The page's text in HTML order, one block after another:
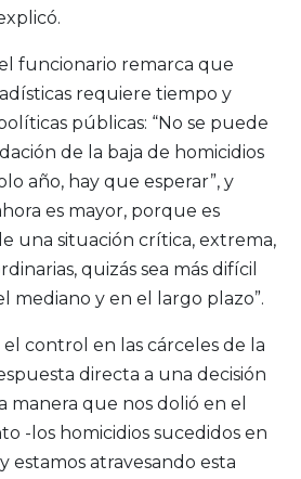
el funcionario remarca que
requiere tiempo y
públicas: “No se puede
de la baja de homicidios
año, hay que esperar”, y
es mayor, porque es
una situación crítica, extrema,
quizás sea más difícil
mediano y en el largo plazo”.
control en las cárceles de la
directa a una decisión
manera que nos dolió en el
-los homicidios sucedidos en
estamos atravesando esta